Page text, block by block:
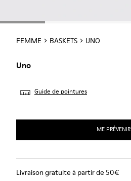
FEMME BASKETS UNO
Uno
Guide de pointures
ME PRÉVENIR
Livraison gratuite à partir de 50€